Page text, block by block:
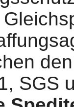
SGS